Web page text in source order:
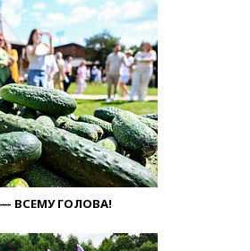
ВСЕМУ ГОЛОВА!